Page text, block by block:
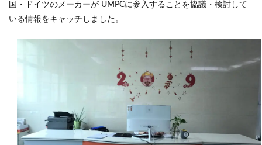
国・ドイツのメーカーが UMPCに参入することを協議・検討して
いる情報をキャッチしました。